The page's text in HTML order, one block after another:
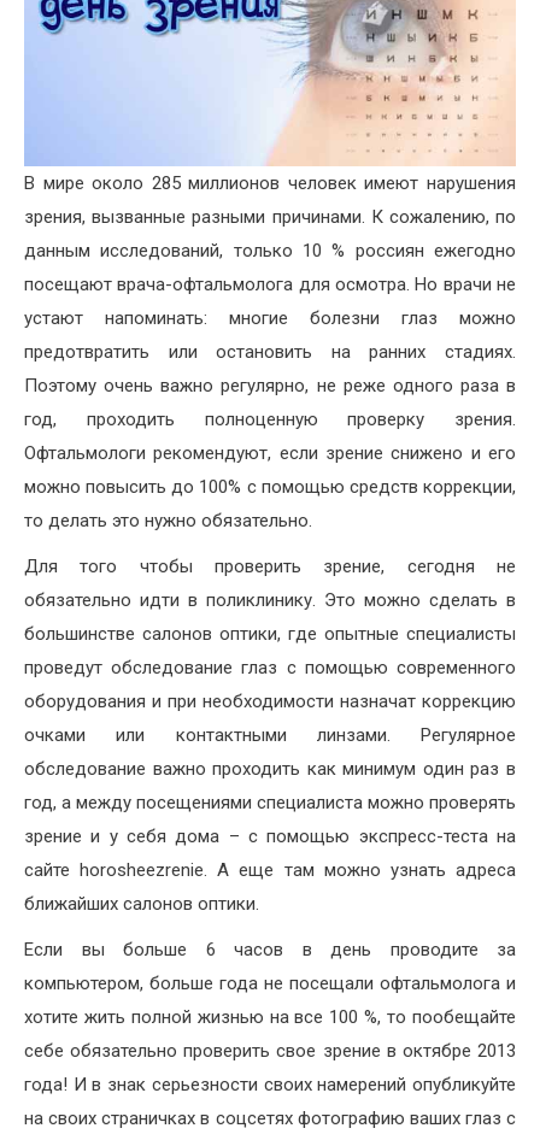
В мире около 285 миллионов человек имеют нарушения
зрения, вызванные разными причинами. К сожалению, по
данным исследований, только 10 % россиян ежегодно
посещают врача-офтальмолога для осмотра. Но врачи не
устают напоминать: многие болезни глаз можно
предотвратить или остановить на ранних стадиях.
Поэтому очень важно регулярно, не реже одного раза в
год, проходить полноценную проверку зрения.
Офтальмологи рекомендуют, если зрение снижено и его
можно повысить до 100% с помощью средств коррекции,
то делать это нужно обязательно.
Для того чтобы проверить зрение, сегодня не
обязательно идти в поликлинику. Это можно сделать в
большинстве салонов оптики, где опытные специалисты
проведут обследование глаз с помощью современного
оборудования и при необходимости назначат коррекцию
очками или контактными линзами. Регулярное
обследование важно проходить как минимум один раз в
год, а между посещениями специалиста можно проверять
зрение и у себя дома – с помощью экспресс-теста на
сайте horosheezrenie. А еще там можно узнать адреса
ближайших салонов оптики.
Если вы больше 6 часов в день проводите за
компьютером, больше года не посещали офтальмолога и
хотите жить полной жизнью на все 100 %, то пообещайте
себе обязательно проверить свое зрение в октябре 2013
года! И в знак серьезности своих намерений опубликуйте
на своих страничках в соцсетях фотографию ваших глаз с